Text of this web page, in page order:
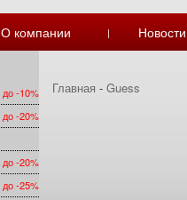
О компании | Новости
до -10%
до -20%
до -20%
до -25%
Главная -Guess